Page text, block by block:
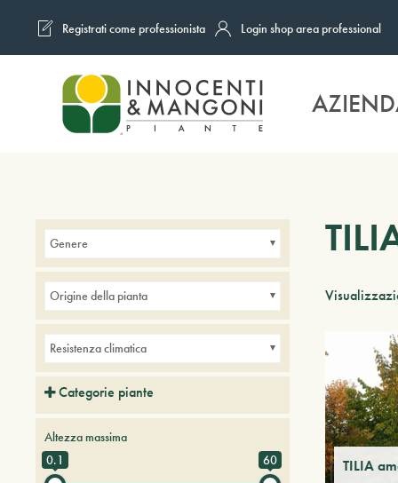
Skip to main content
Registrati come professionista Login shop area professional
TILIA
Genere
Origine della pianta
Resistenza climatica
Categorie piante
Alberi e arbusti a foglia caduca
Altezza massima
0.1
60